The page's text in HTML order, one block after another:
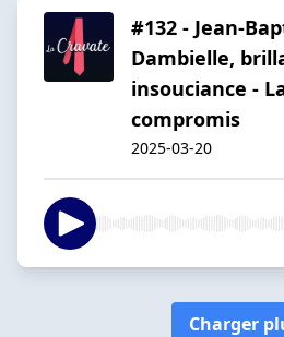
#132 - Jean-
Dambielle,
insouciance -
compromis
2025-03-20
Charger